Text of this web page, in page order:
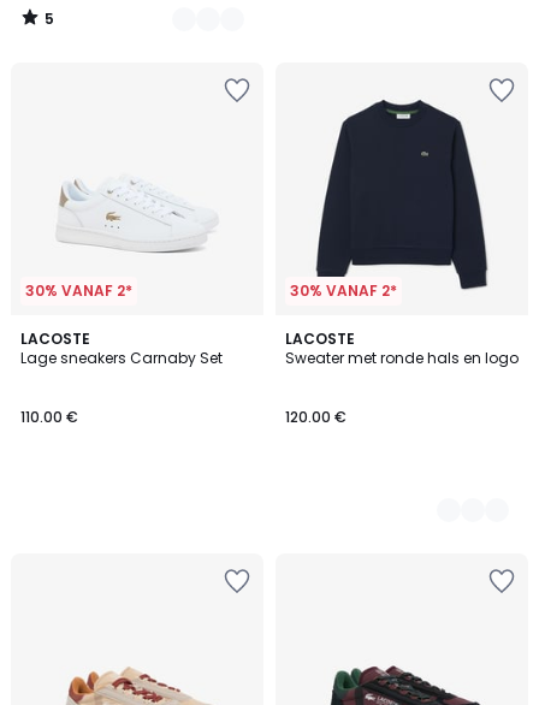
5
/
30% VANAF 2*
LACOSTE
Lage sneakers Carnaby Set
110.00 €
30% VANAF 2*
LACOSTE
Sweater met ronde hals en logo
120.00 €
2
Kleuren